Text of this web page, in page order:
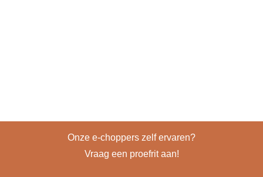
Onze e-choppers zelf ervaren?
Vraag een proefrit aan!